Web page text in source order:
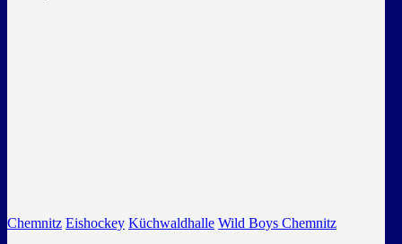
Chemnitz Eishockey Küchwaldhalle Wild Boys Chemnitz